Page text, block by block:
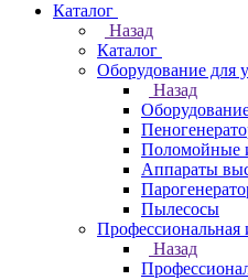
Каталог
Назад
Каталог
Оборудование для
Назад
Поломойные
Аппараты
Пылесосы
Профессиональная
Назад